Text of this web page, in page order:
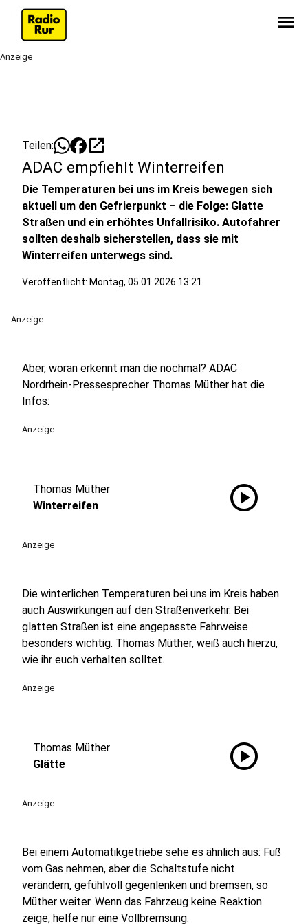
menu
Anzeige
Teilen: open_in_new
ADAC empfiehlt Winterreifen
Die Temperaturen bei uns im Kreis bewegen sich
aktuell um den Gefrierpunkt – die Folge: Glatte
Straßen und ein erhöhtes Unfallrisiko. Autofahrer
sollten deshalb sicherstellen, dass sie mit
Winterreifen unterwegs sind.
Veröffentlicht: Montag, 05.01.2026 13:21
Anzeige
Aber, woran erkennt man die nochmal? ADAC
Nordrhein-Pressesprecher Thomas Müther hat die
Infos:
Anzeige
Thomas Müther
Winterreifen
play_circle
Anzeige
Die winterlichen Temperaturen bei uns im Kreis haben
auch Auswirkungen auf den Straßenverkehr. Bei
glatten Straßen ist eine angepasste Fahrweise
besonders wichtig. Thomas Müther, weiß auch hierzu,
wie ihr euch verhalten solltet.
Anzeige
Thomas Müther
Glätte
play_circle
Anzeige
Bei einem Automatikgetriebe sehe es ähnlich aus: Fuß
vom Gas nehmen, aber die Schaltstufe nicht
verändern, gefühlvoll gegenlenken und bremsen, so
Müther weiter. Wenn das Fahrzeug keine Reaktion
zeige, helfe nur eine Vollbremsung.